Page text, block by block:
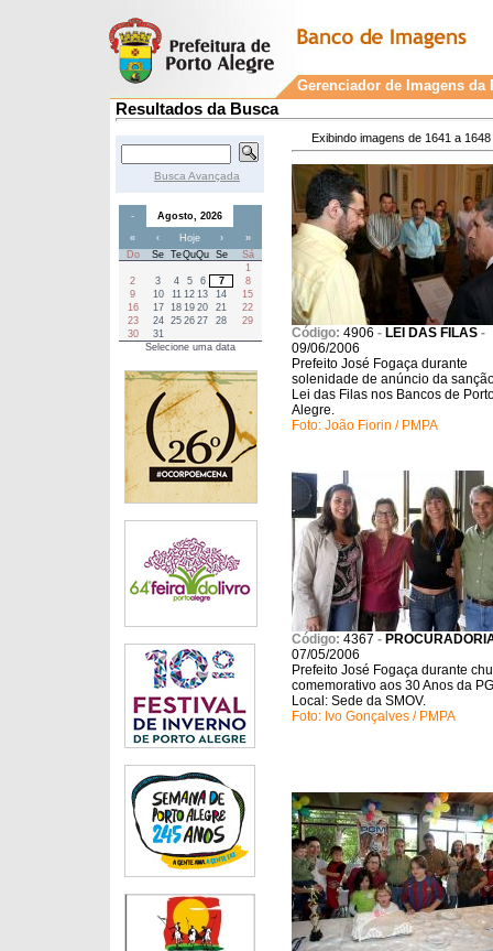
Gerenciador de Imagens da
Resultados da Busca
Exibindo imagens de 1641 a 1648
Código: 4906 - LEI DAS FILAS -
09/06/2006
Prefeito José Fogaça durante
solenidade de anúncio da
Lei das Filas nos Bancos de
Alegre.
Foto: João Fiorin / PMPA
Código: 4367 -
07/05/2006
Prefeito José Fogaça durante
comemorativo aos 30 Anos da
Local: Sede da SMOV.
Foto: Ivo Gonçalves / PMPA
Busca Avançada
-
Agosto, 2026
«
‹ Hoje ›
»
Do
Se TeQuQu Se
Sá
1
2
3 4 5 6 7
8
9
10 11 12 13 14
15
16
17 18 19 20 21
22
23
24 25 26 27 28
29
30
31
Selecione uma data